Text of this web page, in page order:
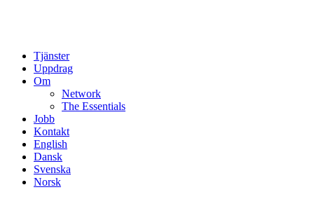
Tjänster
Uppdrag
Om
Network
The Essentials
Jobb
Kontakt
English
Dansk
Svenska
Norsk